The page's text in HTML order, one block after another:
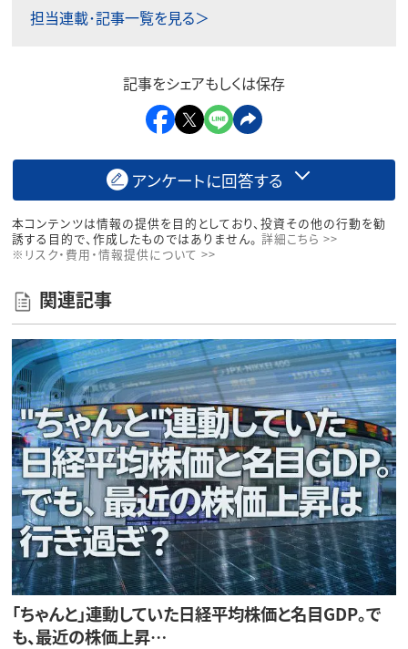
担当連載･記事一覧を見る＞
記事をシェアもしくは保存
アンケートに回答する
本コンテンツは情報の提供を目的としており、投資その他の行動を勧
誘する目的で、作成したものではありません。 詳細こちら >>
※リスク・費用・情報提供について >>
関連記事
「ちゃんと」連動していた日経平均株価と名目GDP。で
も、最近の株価上昇…